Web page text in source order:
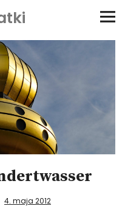
4. maja 2012